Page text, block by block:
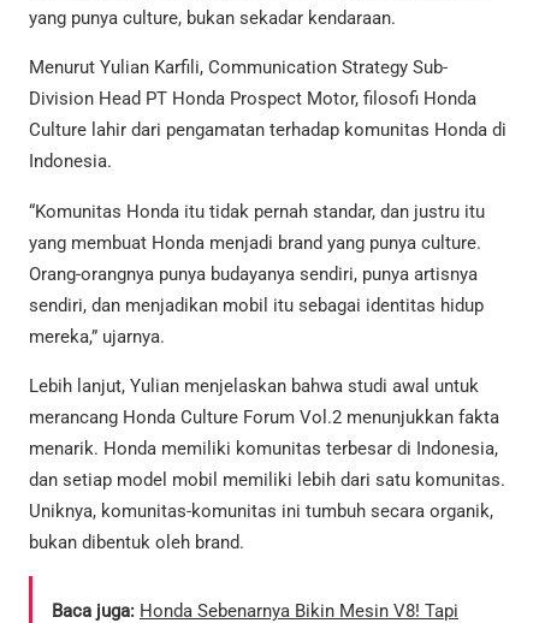
yang punya culture, bukan sekadar kendaraan.
Menurut Yulian Karfili, Communication Strategy Sub-
Division Head PT Honda Prospect Motor, filosofi Honda
Culture lahir dari pengamatan terhadap komunitas Honda di
Indonesia.
“Komunitas Honda itu tidak pernah standar, dan justru itu
yang membuat Honda menjadi brand yang punya culture.
Orang-orangnya punya budayanya sendiri, punya artisnya
sendiri, dan menjadikan mobil itu sebagai identitas hidup
mereka,” ujarnya.
Lebih lanjut, Yulian menjelaskan bahwa studi awal untuk
merancang Honda Culture Forum Vol.2 menunjukkan fakta
menarik. Honda memiliki komunitas terbesar di Indonesia,
dan setiap model mobil memiliki lebih dari satu komunitas.
Uniknya, komunitas-komunitas ini tumbuh secara organik,
bukan dibentuk oleh brand.
Baca juga: Honda Sebenarnya Bikin Mesin V8! Tapi